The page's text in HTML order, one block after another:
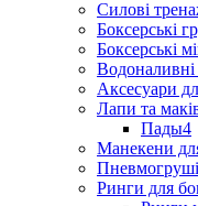
Силові
Боксерські
Боксерські
Аксесуари
Лапи та
Пады4
Манекени
Пневмогруші
Ринги для